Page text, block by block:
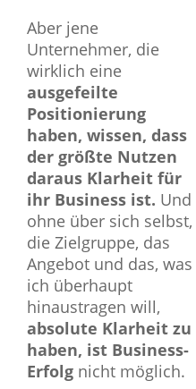
Aber jene
Unternehmer, die
wirklich eine
ausgefeilte
Positionierung
haben, wissen, dass
der größte Nutzen
daraus Klarheit für
ihr Business ist. Und
ohne über sich selbst,
die Zielgruppe, das
Angebot und das, was
ich überhaupt
hinaustragen will,
absolute Klarheit zu
haben, ist Business-
Erfolg nicht möglich.